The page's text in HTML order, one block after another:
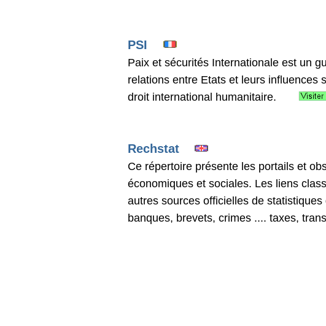
PSI
Paix et sécurités Internationale est un
relations entre Etats et leurs influences
droit international humanitaire.
Rechstat
Ce répertoire présente les portails et
économiques et sociales. Les liens
autres sources officielles de
banques, brevets, crimes .... taxes,